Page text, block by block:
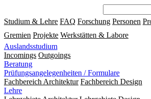
Studium & Lehre FAQ Forschung Personen
Gremien Projekte Werkstätten & Labore
Auslandsstudium
Incomings Outgoings
Beratung
Prüfungsangelegenheiten / Formulare
Fachbereich Architektur Fachbereich Design
Lehre